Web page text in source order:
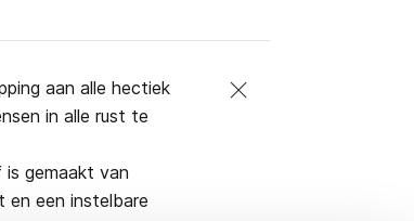
aan alle hectiek
in alle rust te
gemaakt van
een instelbare